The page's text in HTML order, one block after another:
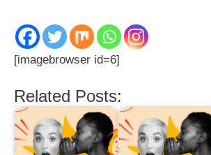
[imagebrowser id=6]
Related Posts: